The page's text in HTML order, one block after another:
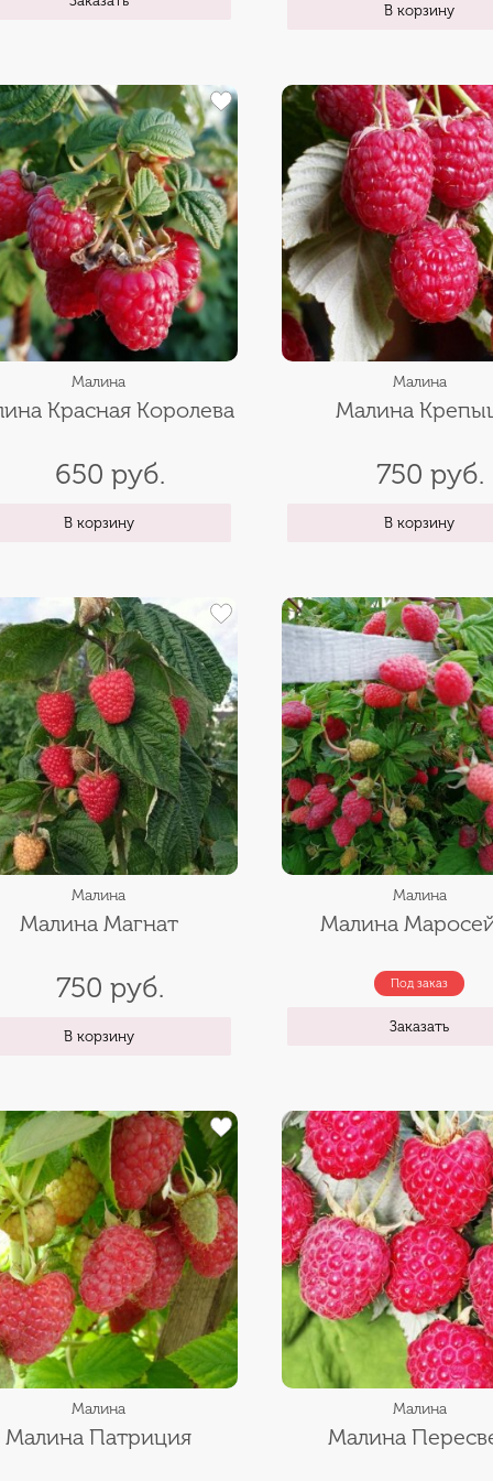
В корзину
Малина
Красная Королева
650 руб.
В корзину
Малина
Малина
750 руб.
В корзину
Малина
Малина Магнат
750 руб.
В корзину
Малина
Малина
Под заказ
Заказать
Малина
Малина Патриция
Малина
Малина